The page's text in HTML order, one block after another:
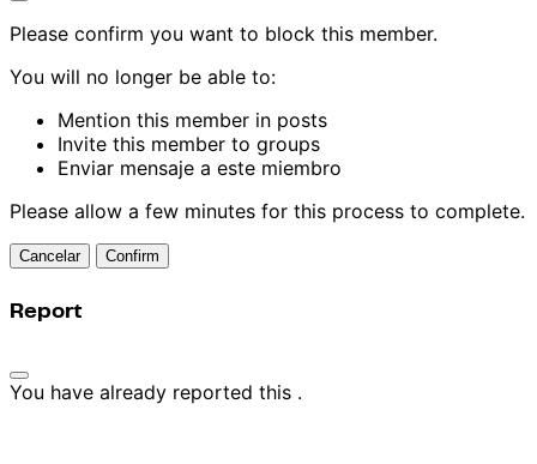
Please confirm you want to block this member.
You will no longer be able to:
Mention this member in posts
Invite this member to groups
Enviar mensaje a este miembro
Please allow a few minutes for this process to complete.
Confirm
Report
You have already reported this .